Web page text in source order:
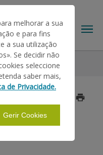
melhorar a sua
e para fins
a sua utilização
Se decidir não
seleccione
saber mais,
de Privacidade.
Gerir Cookies